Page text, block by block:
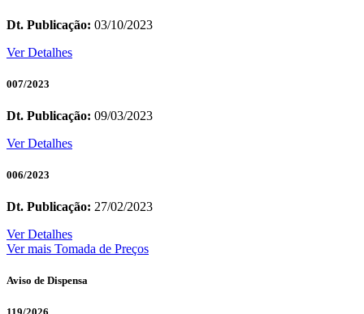
Dt. Publicação: 03/10/2023
Ver Detalhes
007/2023
Dt. Publicação: 09/03/2023
Ver Detalhes
006/2023
Dt. Publicação: 27/02/2023
Ver Detalhes
Ver mais Tomada de Preços
Aviso de Dispensa